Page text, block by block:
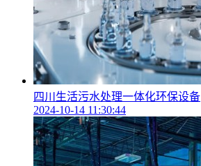
四川生活污水处理一体化环保设备
2024-10-14 11:30:44